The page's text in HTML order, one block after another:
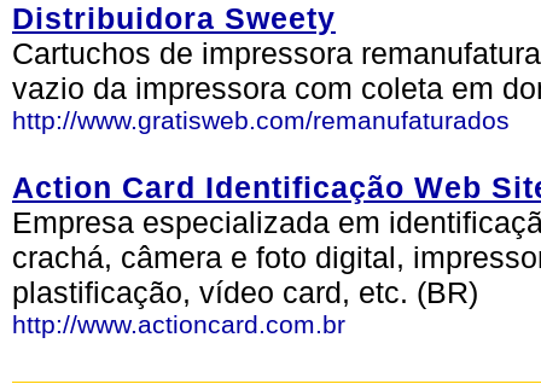
Distribuidora Sweety
Cartuchos de impressora
vazio da impressora com coleta em
http://www.gratisweb.com/remanufaturados
Action Card Identificação Web
Empresa especializada em
crachá, câmera e foto digital,
plastificação, vídeo card, etc. (BR)
http://www.actioncard.com.br